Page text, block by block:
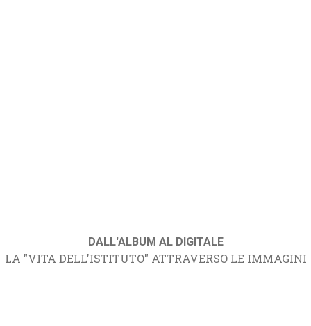
DALL'ALBUM AL DIGITALE
LA "VITA DELL'ISTITUTO" ATTRAVERSO LE IMMAGINI